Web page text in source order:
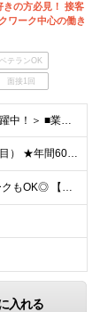
きの方必見！ 接客
ワーク中心の働き
ベテランOK
面接1回
＜20代〜30代メンバーが中心に活躍中！＞ ■業界・職種未経験OK！第二新卒歓迎 ■学歴不問 ＜こんな方にピッタリです！＞ ・経験を活かして、無理なく長く働けるオフィスワークへ転身したい方 ・相手の
★年収例：年収500万円（入社2年目） ★年間60万円以上のインセンティブをゲットしている先輩も◎ 月給25万円～＋インセンティブあり（年3回） ※試用期間6ヶ月（期間中の待遇・給与に差異はありま
★転勤なし！週2回のリモートワークもOK◎ 【本社】 東京都中央区日本橋蛎殻町1-8-2 ※(変更の範囲)上記を除く当社関連勤務地
入れる